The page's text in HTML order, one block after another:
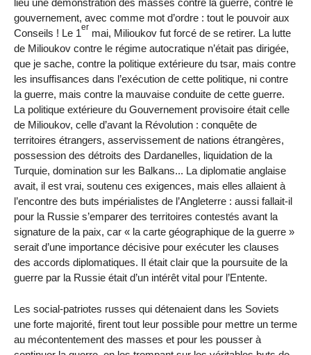
lieu une démonstration des masses contre la guerre, contre le
gouvernement, avec comme mot d’ordre : tout le pouvoir aux
Conseils ! Le 1er mai, Milioukov fut forcé de se retirer. La lutte
de Milioukov contre le régime autocratique n’était pas dirigée,
que je sache, contre la politique extérieure du tsar, mais contre
les insuffisances dans l’exécution de cette politique, ni contre
la guerre, mais contre la mauvaise conduite de cette guerre.
La politique extérieure du Gouvernement provisoire était celle
de Milioukov, celle d’avant la Révolution : conquête de
territoires étrangers, asservissement de nations étrangères,
possession des détroits des Dardanelles, liquidation de la
Turquie, domination sur les Balkans... La diplomatie anglaise
avait, il est vrai, soutenu ces exigences, mais elles allaient à
l’encontre des buts impérialistes de l’Angleterre : aussi fallait-il
pour la Russie s’emparer des territoires contestés avant la
signature de la paix, car « la carte géographique de la guerre »
serait d’une importance décisive pour exécuter les clauses
des accords diplomatiques. Il était clair que la poursuite de la
guerre par la Russie était d’un intérêt vital pour l’Entente.
Les social-patriotes russes qui détenaient dans les Soviets
une forte majorité, firent tout leur possible pour mettre un terme
au mécontentement des masses et pour les pousser à